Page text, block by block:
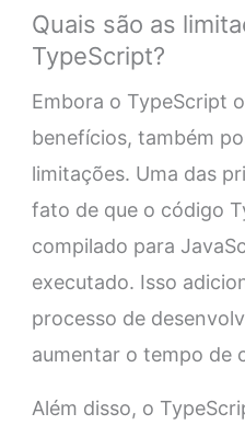
Quais são as
TypeScript?
Embora o TypeScript
benefícios, também
limitações. Uma das
fato de que o código
compilado para
executado. Isso
processo de
aumentar o tempo de
Além disso, o